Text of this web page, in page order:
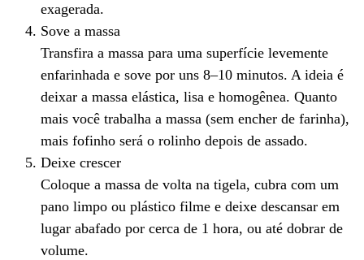
exagerada.
Sove a massa
Transfira a massa para uma superfície levemente
enfarinhada e sove por uns 8–10 minutos. A ideia é
deixar a massa elástica, lisa e homogênea. Quanto
mais você trabalha a massa (sem encher de farinha),
mais fofinho será o rolinho depois de assado.
Deixe crescer
Coloque a massa de volta na tigela, cubra com um
pano limpo ou plástico filme e deixe descansar em
lugar abafado por cerca de 1 hora, ou até dobrar de
volume.